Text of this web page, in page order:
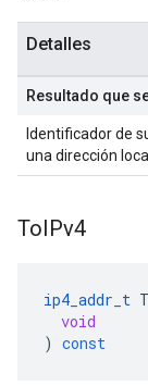
Detalles
Resultado que
Identificador de
una dirección
ToIPv4
ip4_addr_t
void
) const